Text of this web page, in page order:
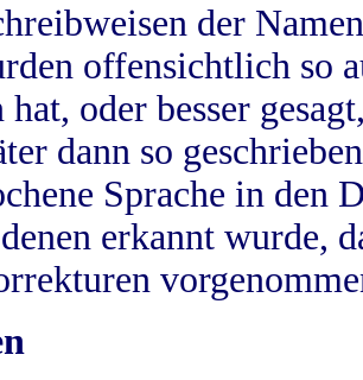
der
offensichtlich so
hat, oder besser
dann so
Sprache in
erkannt wurde,